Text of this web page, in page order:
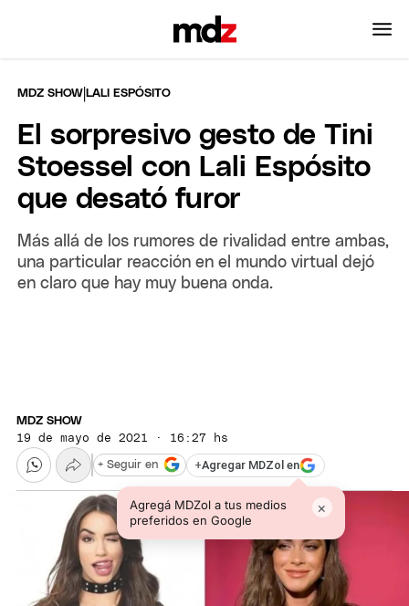
MDZ SHOW |LALI ESPÓSITO
El sorpresivo gesto de Tini
Stoessel con Lali Espósito
que desató furor
Más allá de los rumores de rivalidad entre ambas,
una particular reacción en el mundo virtual dejó
en claro que hay muy buena onda.
MDZ SHOW
19 de mayo de 2021 · 16:27 hs
+Agregar MDZol en
Agregá MDZol a tus medios
preferidos en Google
×
+ Seguir en